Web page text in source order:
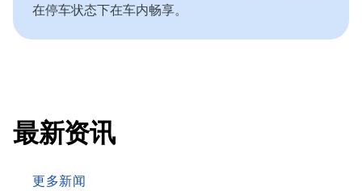
在停车状态下在车内畅享。
最新资讯
更多新闻